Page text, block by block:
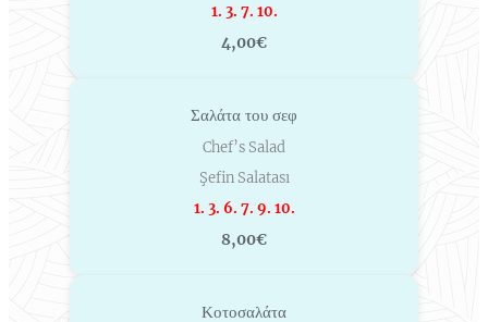
1. 3. 7. 10.
4,00€
Σαλάτα του σεφ
Chef’s Salad
Şefin Salatası
1. 3. 6. 7. 9. 10.
8,00€
Κοτοσαλάτα